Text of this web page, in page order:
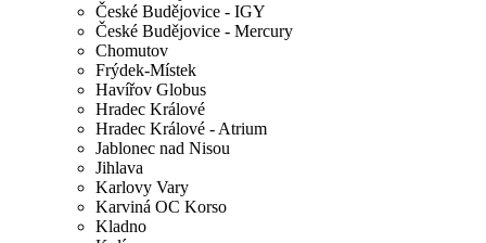
České Budějovice - IGY
České Budějovice - Mercury
Chomutov
Frýdek-Místek
Havířov Globus
Hradec Králové
Hradec Králové - Atrium
Jablonec nad Nisou
Jihlava
Karlovy Vary
Karviná OC Korso
Kladno